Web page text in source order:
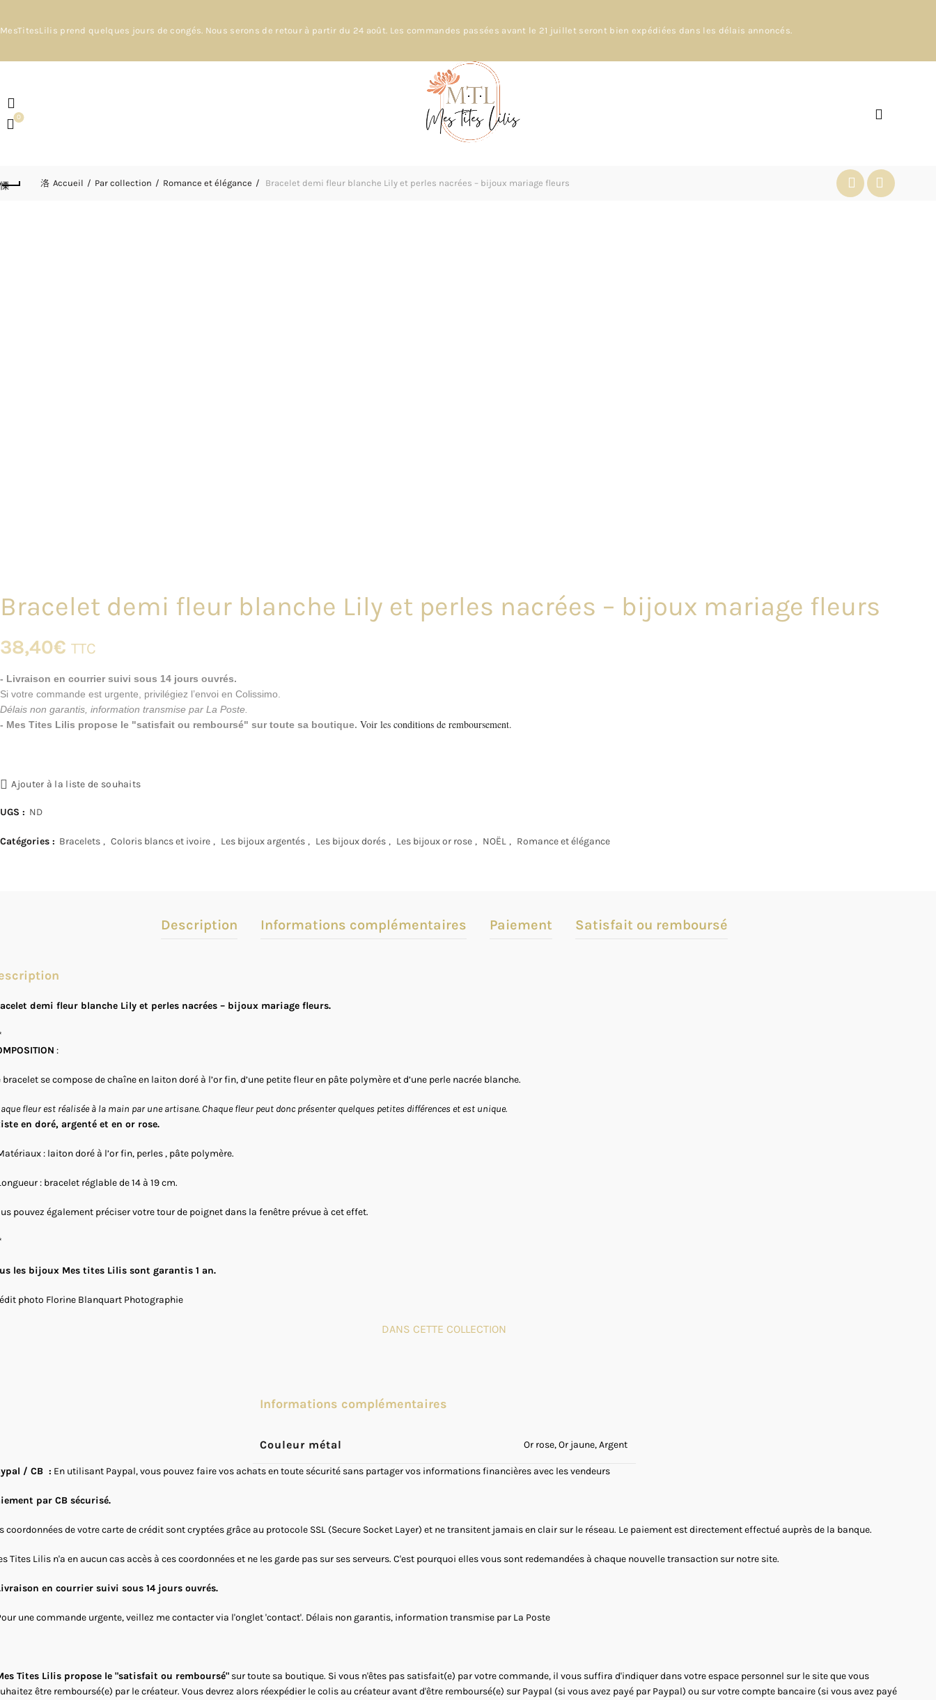
MesTitesLilis prend quelques jours de congés. Nous serons de retour à partir du 24 août. Les commandes passées avant le 21 juillet seront bien expédiées dans les délais annoncés.
0
Accueil Par collection Romance et élégance Bracelet demi fleur blanche Lily et perles nacrées – bijoux mariage fleurs
Bracelet demi fleur blanche Lily et perles nacrées – bijoux mariage fleurs
38,40€ TTC
- Livraison en courrier suivi sous 14 jours ouvrés.
Si votre commande est urgente, privilégiez l’envoi en Colissimo.
Délais non garantis, information transmise par La Poste.
- Mes Tites Lilis propose le "satisfait ou remboursé" sur toute sa boutique. Voir les conditions de remboursement.
Ajouter à la liste de souhaits
UGS : ND
Catégories : Bracelets , Coloris blancs et ivoire , Les bijoux argentés , Les bijoux dorés , Les bijoux or rose , NOËL , Romance et élégance
Description Informations complémentaires Paiement Satisfait ou remboursé
demi fleur blanche Lily et perles nacrées – bijoux mariage fleurs.
:
bracelet se compose de chaîne en laiton doré à l’or fin, d’une petite fleur en pâte polymère et d’une perle nacrée blanche.
fleur est réalisée à la main par une artisane. Chaque fleur peut donc présenter quelques petites différences et est unique.
en doré, argenté et en or rose.
: laiton doré à l’or fin, perles , pâte polymère.
: bracelet réglable de 14 à 19 cm.
pouvez également préciser votre tour de poignet dans la fenêtre prévue à cet effet.
les bijoux Mes tites Lilis sont garantis 1 an.
photo Florine Blanquart Photographie
DANS CETTE COLLECTION
Informations complémentaires
Couleur métal Or rose, Or jaune, Argent
/ CB : En utilisant Paypal, vous pouvez faire vos achats en toute sécurité sans partager vos informations financières avec les vendeurs
par CB sécurisé.
coordonnées de votre carte de crédit sont cryptées grâce au protocole SSL (Secure Socket Layer) et ne transitent jamais en clair sur le réseau. Le paiement est directement effectué auprès de la banque.
Tites Lilis n'a en aucun cas accès à ces coordonnées et ne les garde pas sur ses serveurs. C'est pourquoi elles vous sont redemandées à chaque nouvelle transaction sur notre site.
en courrier suivi sous 14 jours ouvrés.
une commande urgente, veillez me contacter via l'onglet 'contact'. Délais non garantis, information transmise par La Poste
Tites Lilis propose le "satisfait ou remboursé" sur toute sa boutique. Si vous n'êtes pas satisfait(e) par votre commande, il vous suffira d'indiquer dans votre espace personnel sur le site que vous
être remboursé(e) par le créateur. Vous devrez alors réexpédier le colis au créateur avant d'être remboursé(e) sur Paypal (si vous avez payé par Paypal) ou sur votre compte bancaire (si vous avez payé